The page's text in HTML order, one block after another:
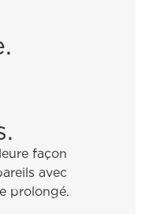
façon
avec
prolongé.